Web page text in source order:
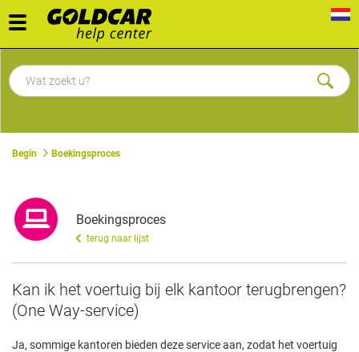
Toggle
navigation
Begin Boekingsproces
Boekingsproces
terug naar lijst
Kan ik het voertuig bij elk kantoor terugbrengen?
(One Way-service)
Ja, sommige kantoren bieden deze service aan, zodat het voertuig